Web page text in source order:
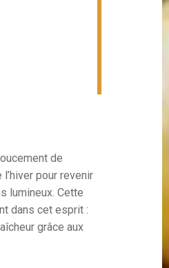
de
pour revenir
lumineux. Cette
dans cet esprit :
grâce aux